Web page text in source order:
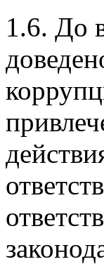
1.6. До